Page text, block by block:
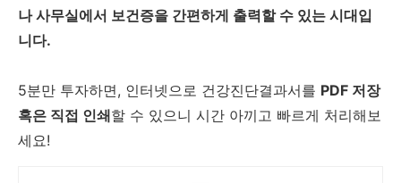
나 사무실에서 보건증을 간편하게 출력할 수 있는 시대입
니다.
5분만 투자하면, 인터넷으로 건강진단결과서를 PDF 저장
혹은 직접 인쇄할 수 있으니 시간 아끼고 빠르게 처리해보
세요!